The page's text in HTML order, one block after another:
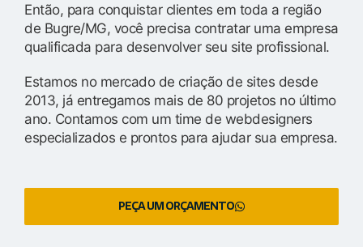
Então, para conquistar clientes em toda a região
de Bugre/MG, você precisa contratar uma empresa
qualificada para desenvolver seu site profissional.
Estamos no mercado de criação de sites desde
2013, já entregamos mais de 80 projetos no último
ano. Contamos com um time de webdesigners
especializados e prontos para ajudar sua empresa.
PEÇA UM ORÇAMENTO